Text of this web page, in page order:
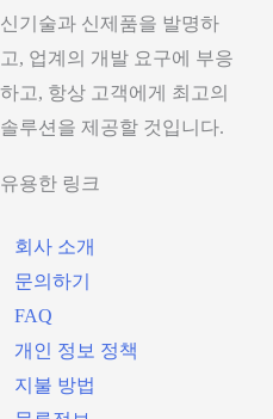
신기술과 신제품을 발명하
고, 업계의 개발 요구에 부응
하고, 항상 고객에게 최고의
솔루션을 제공할 것입니다.
유용한 링크
회사 소개
문의하기
FAQ
개인 정보 정책
지불 방법